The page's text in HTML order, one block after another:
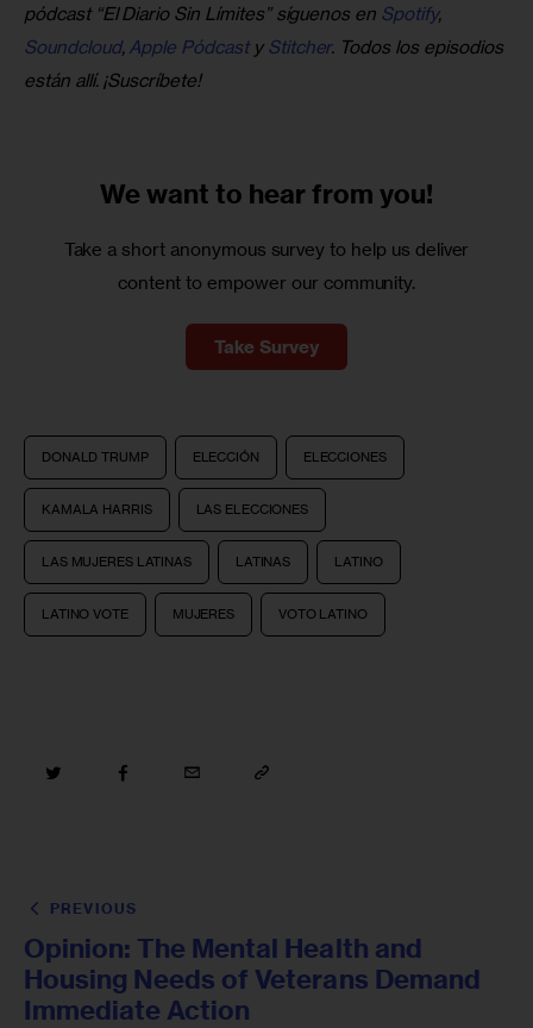
pódcast “El Diario Sin Límites” síguenos en Spotify,
Soundcloud, Apple Pódcast y Stitcher. Todos los episodios
están allí. ¡Suscríbete!
We want to hear from you!
Take a short anonymous survey to help us deliver
content to empower our community.
Take Survey
DONALD TRUMP ELECCIÓN ELECCIONES
KAMALA HARRIS LAS ELECCIONES
LAS MUJERES LATINAS LATINAS LATINO
LATINO VOTE MUJERES VOTO LATINO
PREVIOUS
Opinion: The Mental Health and
Housing Needs of Veterans Demand
Immediate Action